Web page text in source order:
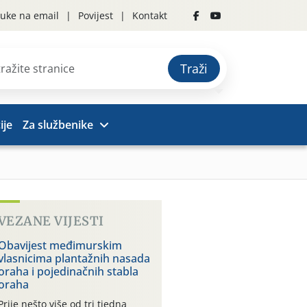
na email Povijest Kontakt
Traži
Za službenike
VIJESTI
međimurskim
plantažnih nasada
i pojedinačnih stabla
nešto više od tri tjedna